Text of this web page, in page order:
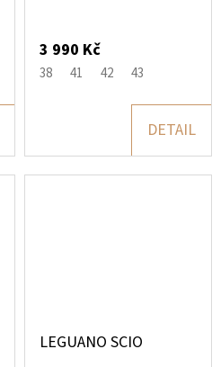
3 990 Kč
38 41 42 43
DETAIL
LEGUANO SCIO